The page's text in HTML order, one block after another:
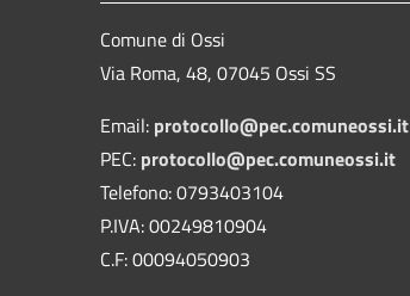
Comune di Ossi
Via Roma, 48, 07045 Ossi SS
Email: protocollo@pec.comuneossi.it
PEC: protocollo@pec.comuneossi.it
Telefono: 0793403104
P.IVA: 00249810904
C.F: 00094050903